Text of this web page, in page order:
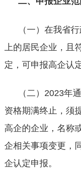
（一）在我省
上的居民企业，且
定，可申报高企认定
（二） 2023年
资格期满终止，须
高企的企业，名称
企相关事项变更，
企认定申报。